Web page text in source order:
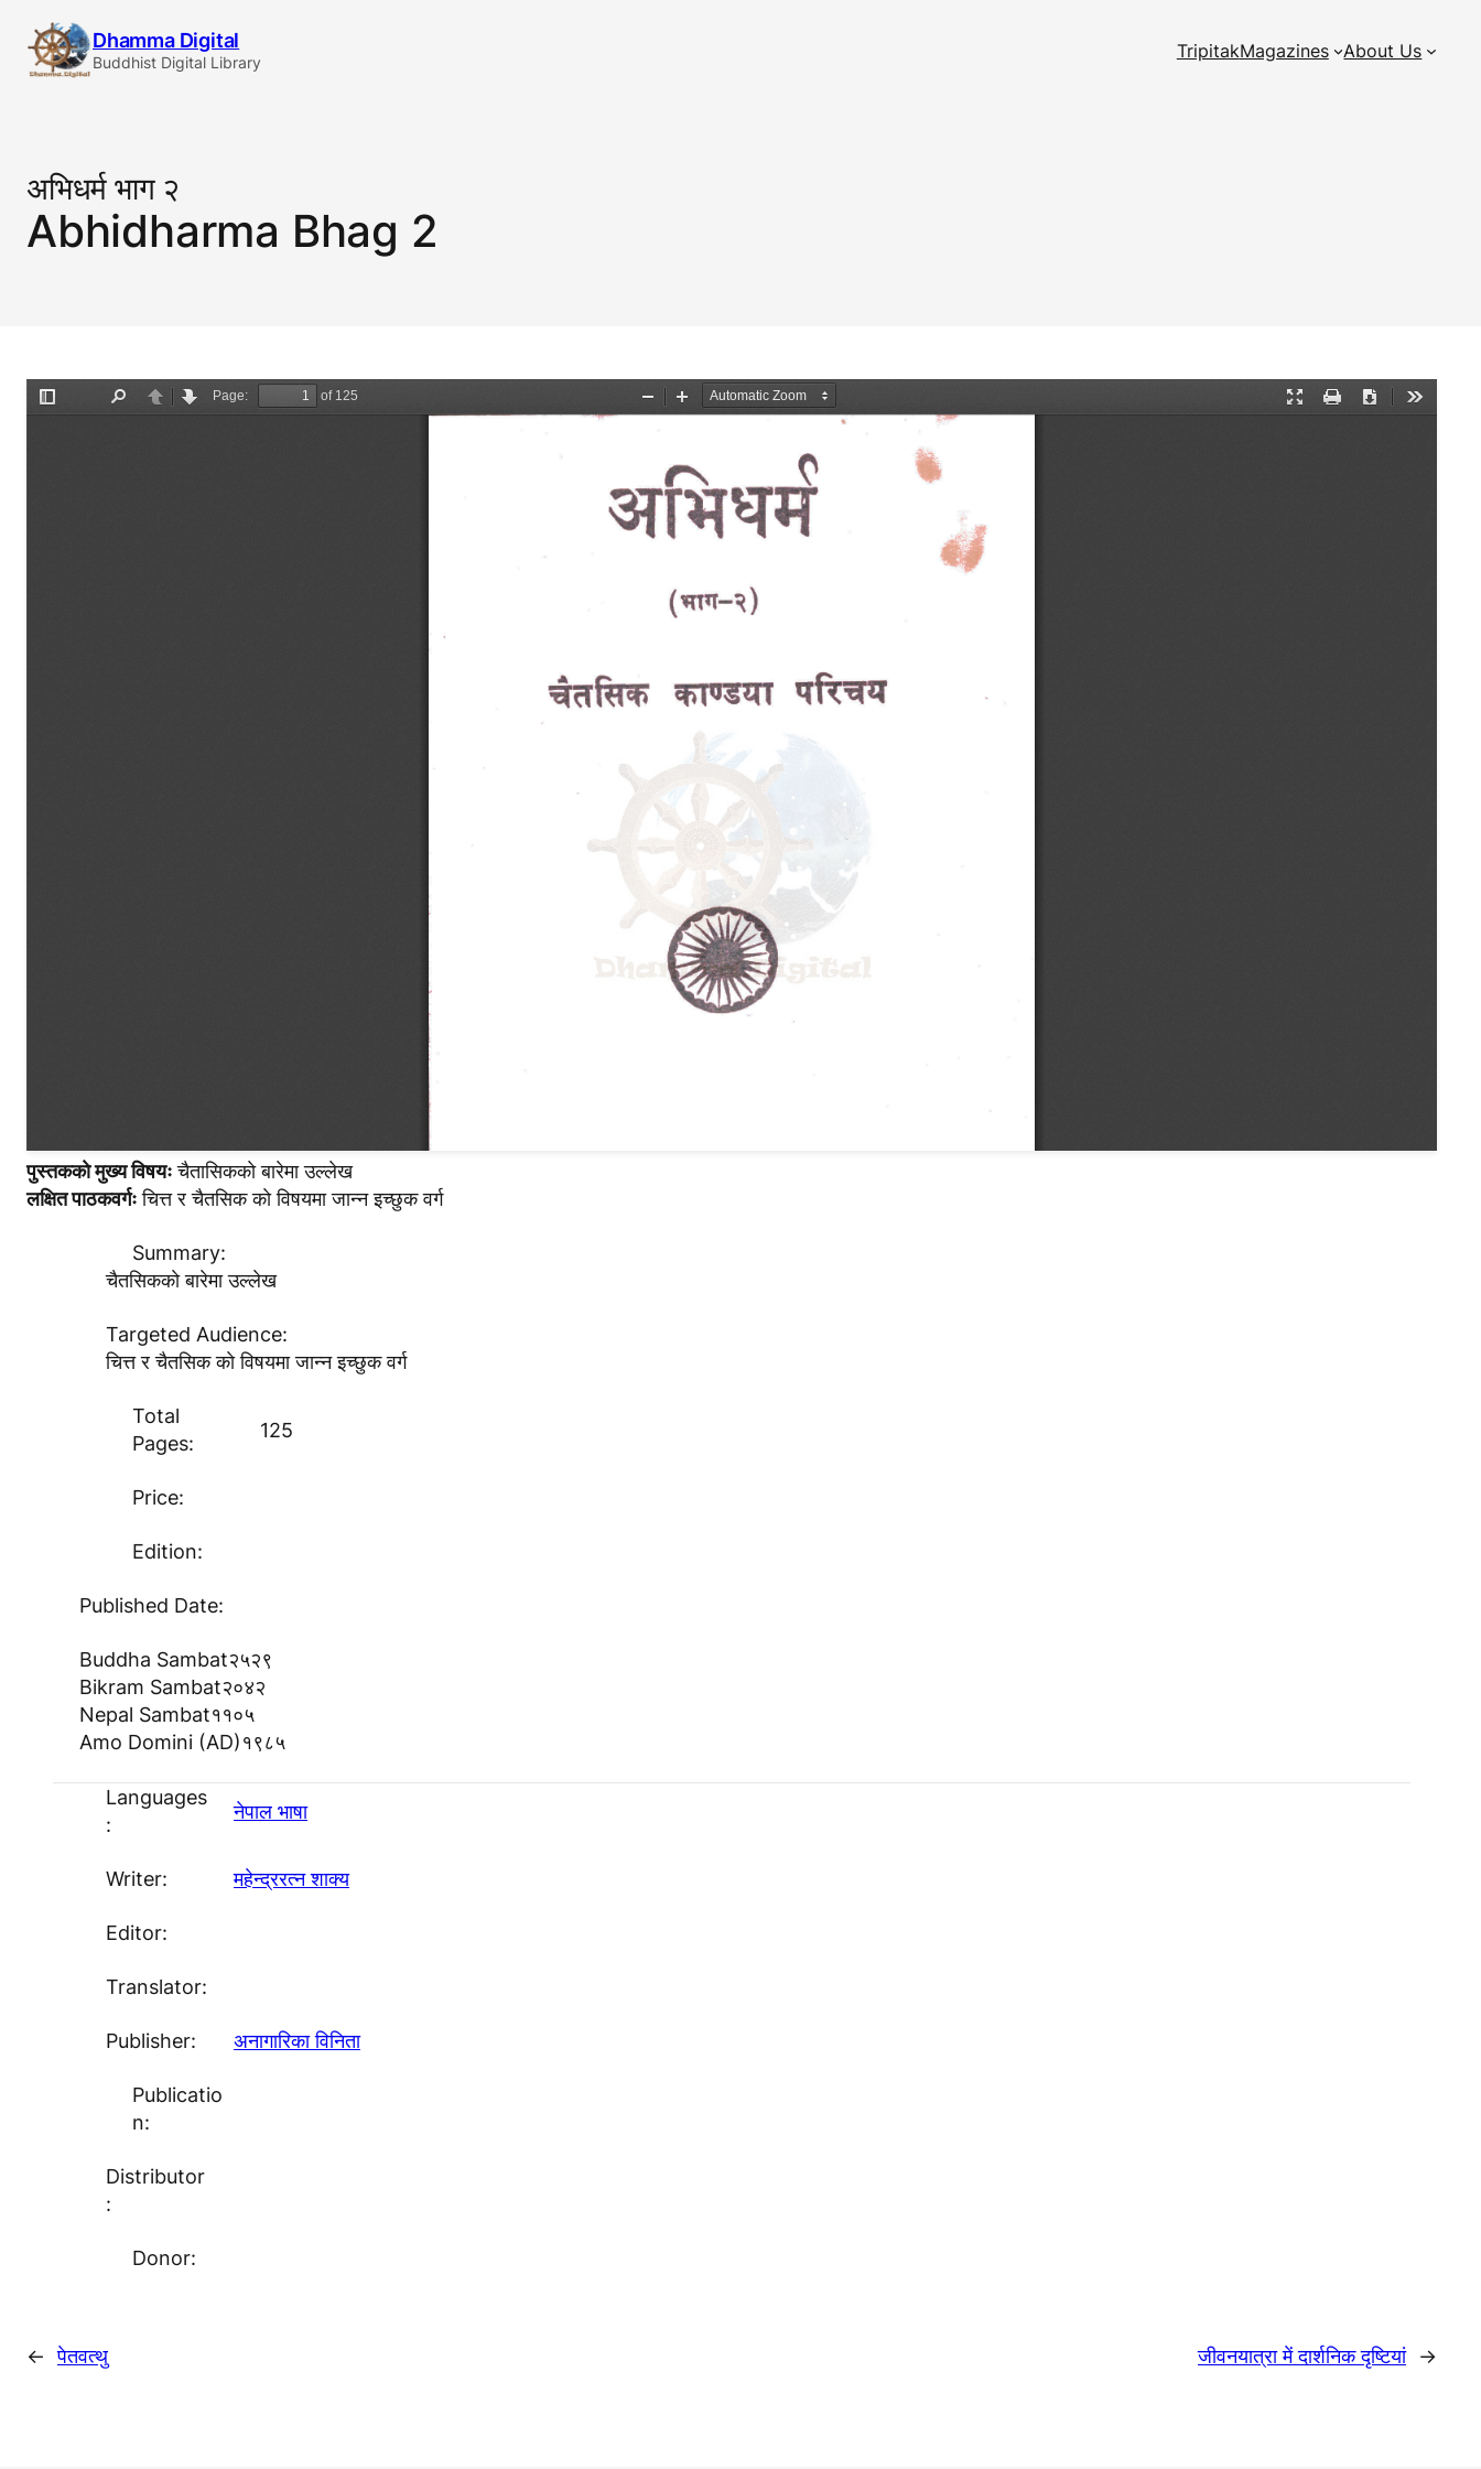
content
Dhamma Digital
Buddhist Digital Library TripitakMagazines About Us
अभिधर्म भाग २
Abhidharma Bhag 2
पुस्तककाे मुख्य विषयःचैतासिककाे बारेमा उल्लेख
लक्षित पाठकवर्गःचित्त र चैतसिक काे विषयमा जान्न इच्छुक वर्ग
Summary:
चैतसिककाे बारेमा उल्लेख
Targeted Audience:
चित्त र चैतसिक काे विषयमा जान्न इच्छुक वर्ग
Total
Pages:
125
Price:
Edition:
Published Date:
Buddha Sambat२५२९
Bikram Sambat२०४२
Nepal Sambat११०५
Amo Domini (AD)१९८५
Languages
:
नेपाल भाषा
Writer: महेन्द्ररत्न शाक्य
Editor:
Translator:
Publisher: अनागारिका विनिता
Publicatio
n:
Distributor
:
Donor:
← पेतवत्थु जीवनयात्रा में दार्शनिक दृष्टियां →